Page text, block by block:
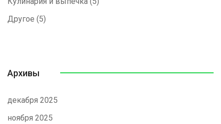
Другое (5)
Архивы
декабря 2025
ноября 2025